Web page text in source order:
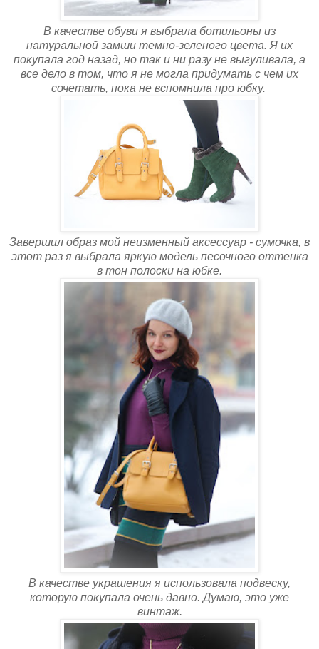
В качестве обуви я выбрала ботильоны из
натуральной замши темно-зеленого цвета. Я их
покупала год назад, но так и ни разу не выгуливала, а
все дело в том, что я не могла придумать с чем их
сочетать, пока не вспомнила про юбку.
Завершил образ мой неизменный аксессуар - сумочка, в
этот раз я выбрала яркую модель песочного оттенка
в тон полоски на юбке.
В качестве украшения я использовала подвеску,
которую покупала очень давно. Думаю, это уже
винтаж.